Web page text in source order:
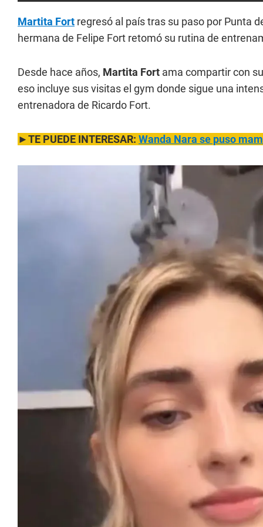
Martita Fort regresó al país tras su paso por Punta
hermana de Felipe Fort retomó su rutina de
Desde hace años, Martita Fort ama compartir con
eso incluye sus visitas el gym donde sigue una
entrenadora de Ricardo Fort.
►TE PUEDE INTERESAR: Wanda Nara se puso